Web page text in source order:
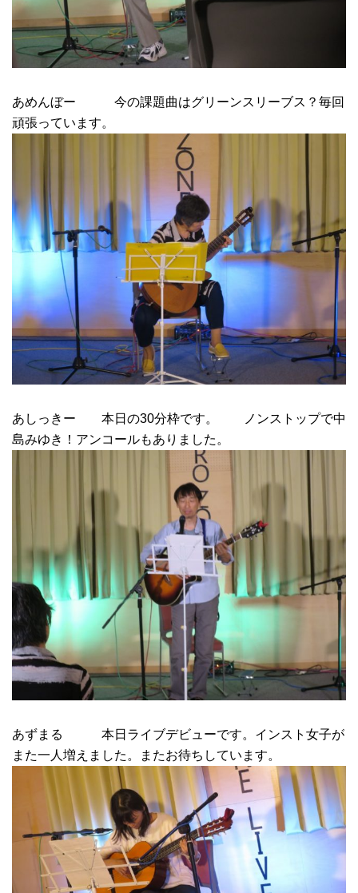
あめんぼー 今の課題曲はグリーンスリーブス？毎回
頑張っています。
あしっきー 本日の30分枠です。 ノンストップで中
島みゆき！アンコールもありました。
あずまる 本日ライブデビューです。インスト女子が
また一人増えました。またお待ちしています。